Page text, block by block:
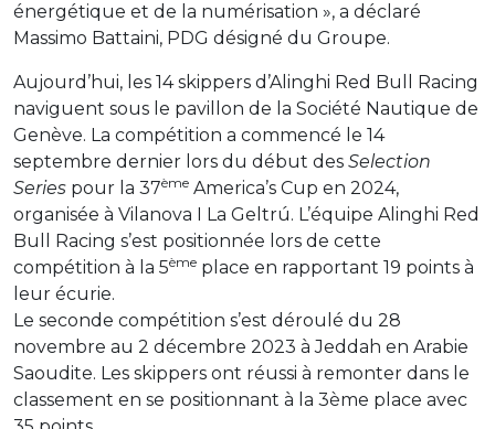
énergétique et de la numérisation », a déclaré
Massimo Battaini, PDG désigné du Groupe.
Aujourd’hui, les 14 skippers d’Alinghi Red Bull Racing
naviguent sous le pavillon de la Société Nautique de
Genève. La compétition a commencé le 14
septembre dernier lors du début des Selection
Series pour la 37ème America’s Cup en 2024,
organisée à Vilanova I La Geltrú. L’équipe Alinghi Red
Bull Racing s’est positionnée lors de cette
compétition à la 5ème place en rapportant 19 points à
leur écurie.
Le seconde compétition s’est déroulé du 28
novembre au 2 décembre 2023 à Jeddah en Arabie
Saoudite. Les skippers ont réussi à remonter dans le
classement en se positionnant à la 3ème place avec